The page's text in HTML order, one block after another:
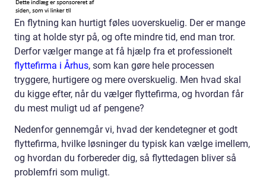
En flytning kan hurtigt føles uoverskuelig. Der er mange
ting at holde styr på, og ofte mindre tid, end man tror.
Derfor vælger mange at få hjælp fra et professionelt
flyttefirma i Århus, som kan gøre hele processen
tryggere, hurtigere og mere overskuelig. Men hvad skal
du kigge efter, når du vælger flyttefirma, og hvordan får
du mest muligt ud af pengene?
Nedenfor gennemgår vi, hvad der kendetegner et godt
flyttefirma, hvilke løsninger du typisk kan vælge imellem,
og hvordan du forbereder dig, så flyttedagen bliver så
problemfri som muligt.